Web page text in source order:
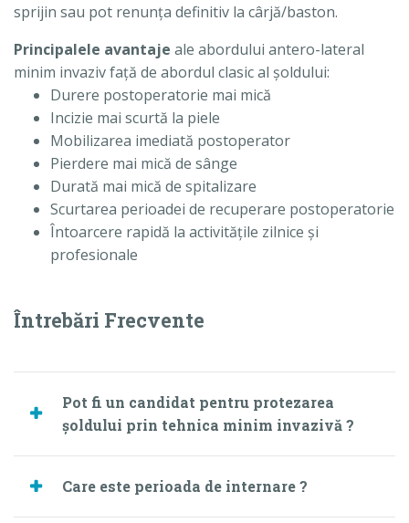
sprijin sau pot renunţa definitiv la cârjă/baston.
Principalele avantaje ale abordului antero-lateral
minim invaziv faţă de abordul clasic al şoldului:
Durere postoperatorie mai mică
Incizie mai scurtă la piele
Mobilizarea imediată postoperator
Pierdere mai mică de sânge
Durată mai mică de spitalizare
Scurtarea perioadei de recuperare postoperatorie
Întoarcere rapidă la activităţile zilnice şi
profesionale
Întrebări Frecvente
Pot fi un candidat pentru protezarea
şoldului prin tehnica minim invazivă ?
Care este perioada de internare ?